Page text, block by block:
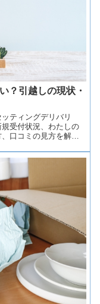
？引越しの現状・
ティングデリバリ
受付状況、わたしの
口コミの見方を解説